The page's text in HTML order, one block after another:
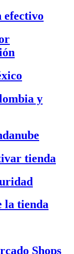
efectivo
y
tienda
la tienda
Shops